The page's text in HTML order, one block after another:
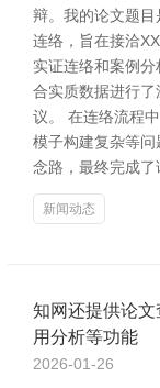
辩。我的论文题
连络，旨在接洽
实证连络和案例
合实质数据进行
议。 在连络流程
模子构建复杂等
念路，最终完成
新闻动态
知网还提供论
用分析等功能
2026-01-26